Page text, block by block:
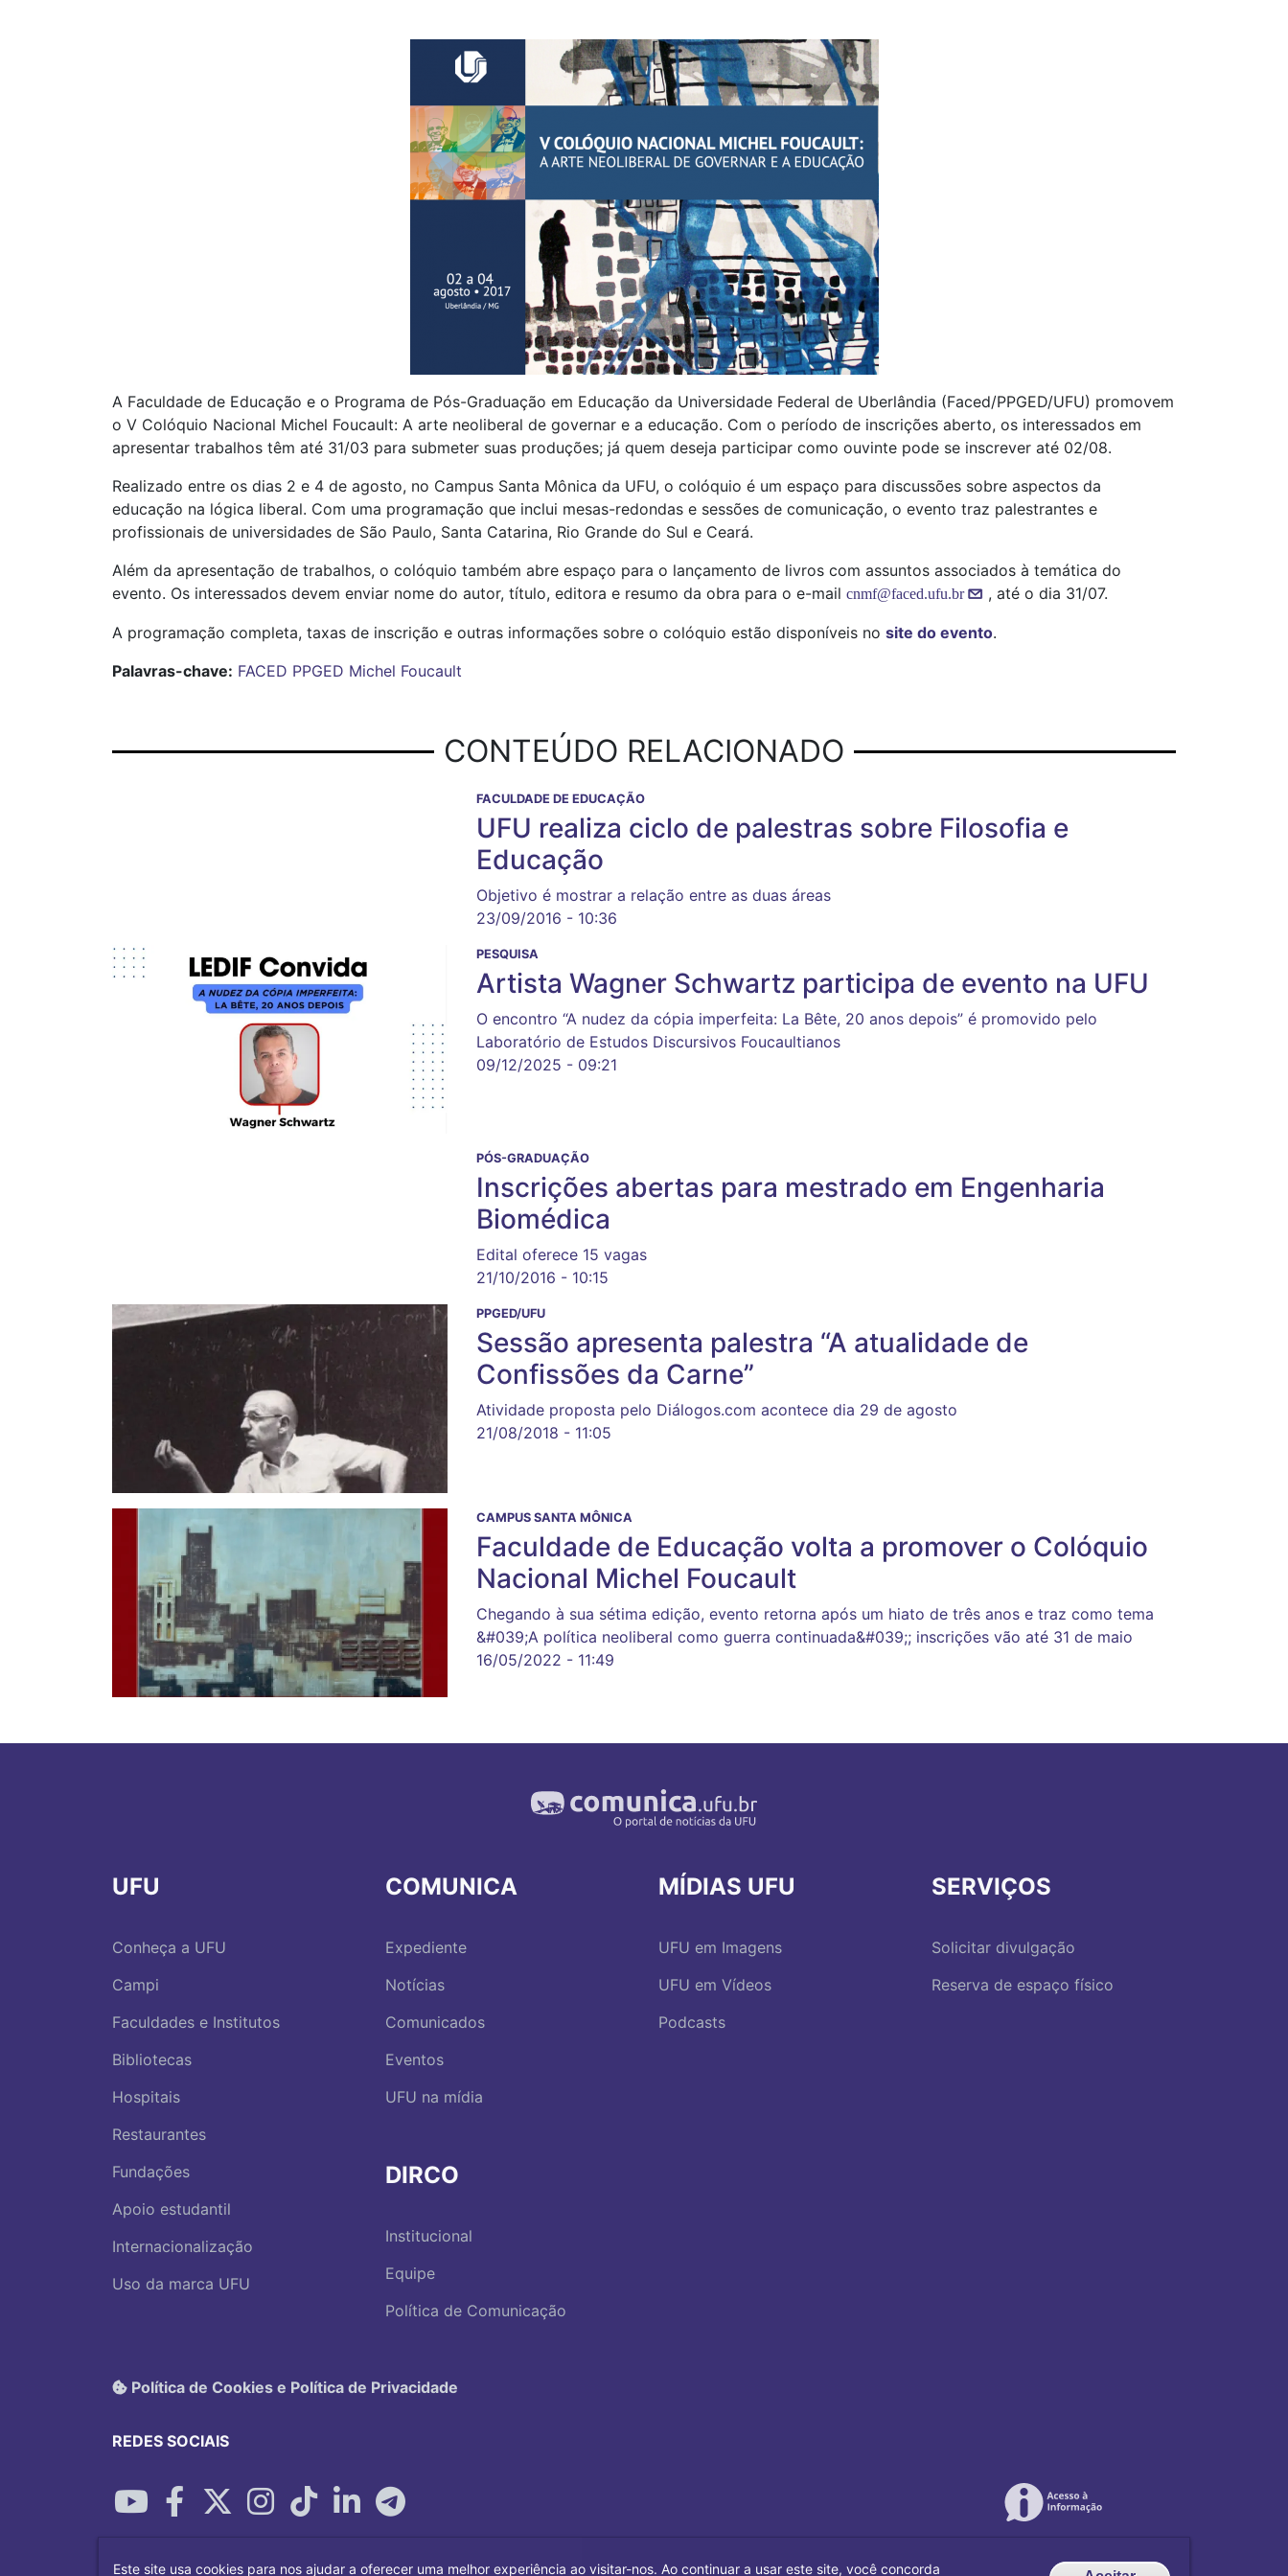
A Faculdade de Educação e o Programa de Pós-Graduação em Educação da Universidade Federal de Uberlândia (Faced/PPGED/UFU) promovem
o V Colóquio Nacional Michel Foucault: A arte neoliberal de governar e a educação. Com o período de inscrições aberto, os interessados em
apresentar trabalhos têm até 31/03 para submeter suas produções; já quem deseja participar como ouvinte pode se inscrever até 02/08.
Realizado entre os dias 2 e 4 de agosto, no Campus Santa Mônica da UFU, o colóquio é um espaço para discussões sobre aspectos da
educação na lógica liberal. Com uma programação que inclui mesas-redondas e sessões de comunicação, o evento traz palestrantes e
profissionais de universidades de São Paulo, Santa Catarina, Rio Grande do Sul e Ceará.
Além da apresentação de trabalhos, o colóquio também abre espaço para o lançamento de livros com assuntos associados à temática do
evento. Os interessados devem enviar nome do autor, título, editora e resumo da obra para o e-mail cnmf@faced.ufu.br , até o dia 31/07.
A programação completa, taxas de inscrição e outras informações sobre o colóquio estão disponíveis no site do evento.
Palavras-chave: FACED PPGED Michel Foucault
CONTEÚDO RELACIONADO
FACULDADE DE EDUCAÇÃO
UFU realiza ciclo de palestras sobre Filosofia e
Educação
Objetivo é mostrar a relação entre as duas áreas
23/09/2016 - 10:36
PESQUISA
Artista Wagner Schwartz participa de evento na UFU
O encontro “A nudez da cópia imperfeita: La Bête, 20 anos depois” é promovido pelo
Laboratório de Estudos Discursivos Foucaultianos
09/12/2025 - 09:21
PÓS-GRADUAÇÃO
Inscrições abertas para mestrado em Engenharia
Biomédica
Edital oferece 15 vagas
21/10/2016 - 10:15
PPGED/UFU
Sessão apresenta palestra “A atualidade de
Confissões da Carne”
Atividade proposta pelo Diálogos.com acontece dia 29 de agosto
21/08/2018 - 11:05
CAMPUS SANTA MÔNICA
Faculdade de Educação volta a promover o Colóquio
Nacional Michel Foucault
Chegando à sua sétima edição, evento retorna após um hiato de três anos e traz como tema
&#039;A política neoliberal como guerra continuada&#039;; inscrições vão até 31 de maio
16/05/2022 - 11:49
UFU
Conheça a UFU
Campi
Faculdades e Institutos
Bibliotecas
Hospitais
Restaurantes
Fundações
Apoio estudantil
Internacionalização
Uso da marca UFU
COMUNICA
Expediente
Notícias
Comunicados
Eventos
UFU na mídia
DIRCO
Institucional
Equipe
Política de Comunicação
MÍDIAS UFU
UFU em Imagens
UFU em Vídeos
Podcasts
SERVIÇOS
Solicitar divulgação
Reserva de espaço físico
Política de Cookies e Política de Privacidade
REDES SOCIAIS
Este site usa cookies para nos ajudar a oferecer uma melhor experiência ao visitar-nos. Ao continuar a usar este site, você concorda